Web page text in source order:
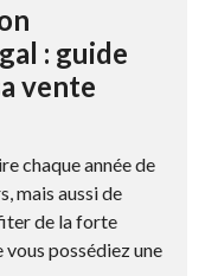
: guide
vente
chaque année de
mais aussi de
de la forte
possédiez une